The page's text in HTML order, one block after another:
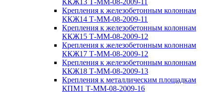
ККЖ13 Т-ММ-08-2009-11
Крепления к железобетонным колоннам
ККЖ14 Т-ММ-08-2009-11
Крепления к железобетонным колоннам
ККЖ15 Т-ММ-08-2009-12
Крепления к железобетонным колоннам
ККЖ17 Т-ММ-08-2009-12
Крепления к железобетонным колоннам
ККЖ18 Т-ММ-08-2009-13
Крепления к металлическим площадкам
КПМ1 Т-ММ-08-2009-16